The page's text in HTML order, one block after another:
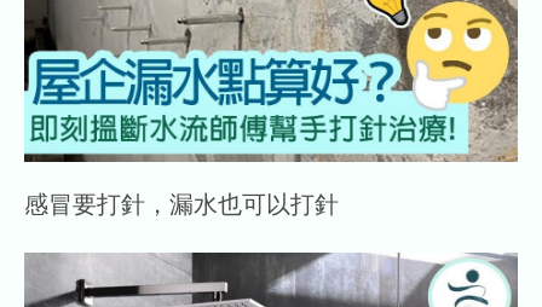
感冒要打針，漏水也可以打針